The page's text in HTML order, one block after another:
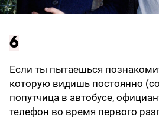
6
Если ты пытаешься
которую видишь постоянно
попутчица в автобусе,
телефон во время первого